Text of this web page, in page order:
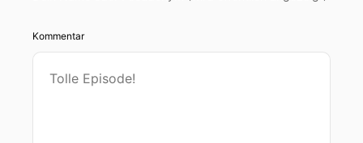
Kommentar